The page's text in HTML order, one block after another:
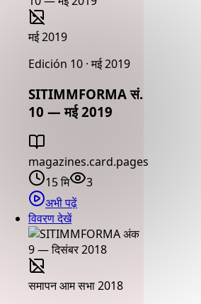
मई 2019
Edición 10 · मई 2019
SITIMMFORMA सं.
10 — मई 2019
magazines.card.pages
15 मि
3
अभी पढ़ें
विवरण देखें
समापन आम सभा 2018